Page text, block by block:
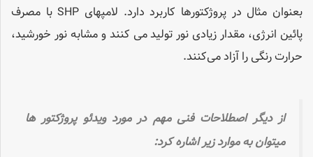
بعنوان مثال در پروژکتورها کاربرد دارد. لامپهای SHP با مصرف
پائین انرژی، مقدار زیادی نور تولید می کنند و مشابه نور خورشید،
حرارت رنگی را آزاد می‌کنند.
از دیگر اصطلاحات فنی مهم در مورد ویدئو پروژکتور ها
میتوان به موارد زیر اشاره کرد: